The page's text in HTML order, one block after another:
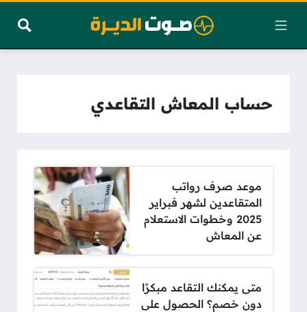
حساب المعاش التقاعدي
موعد صرف رواتب
المتقاعدين لشهر فبراير
2025 وخطوات الاستعلام
عن المعاش
متى يمكنك التقاعد مبكرًا
دون خصم؟ الحصول على